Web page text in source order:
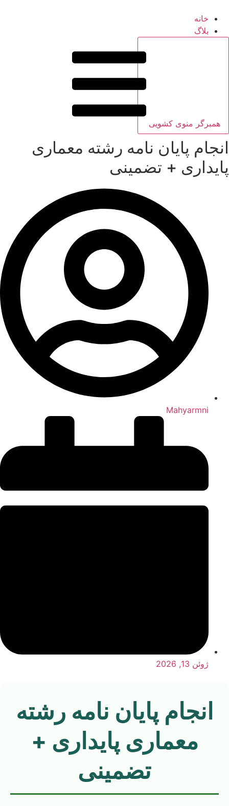
خانه
بلاگ
همبرگر منوی کشویی
انجام پایان نامه رشته معماری
پایداری + تضمینی
Mahyarmni
ژوئن 13, 2026
انجام پایان نامه رشته
معماری پایداری +
تضمینی